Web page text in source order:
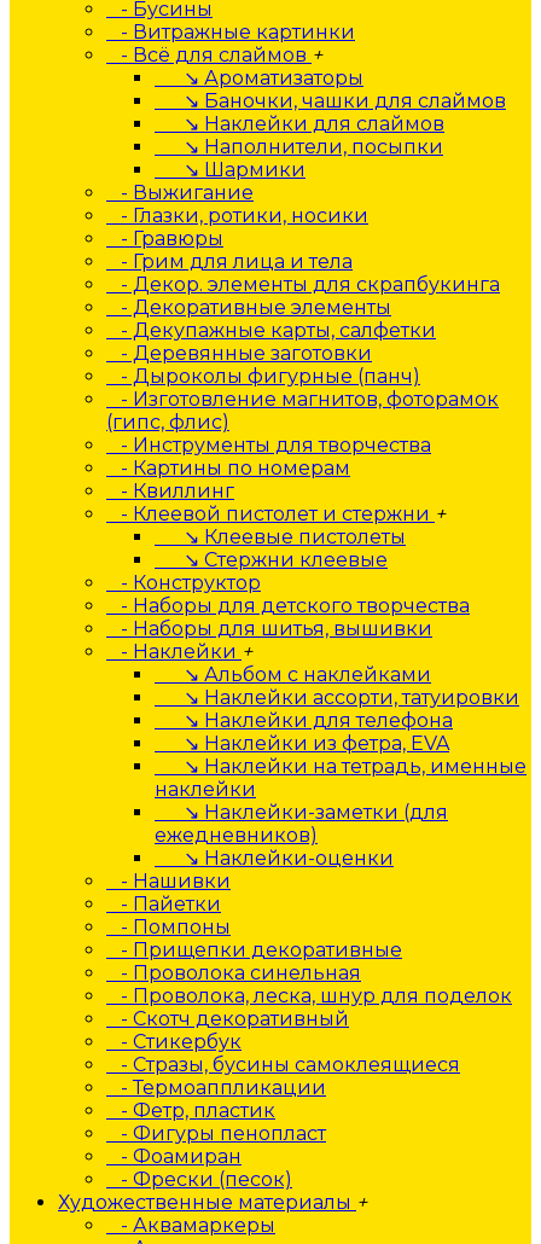
- Бусины
- Витражные картинки
- Всё для слаймов +
↘ Ароматизаторы
↘ Баночки, чашки для слаймов
↘ Наклейки для слаймов
↘ Наполнители, посыпки
↘ Шармики
- Выжигание
- Глазки, ротики, носики
- Гравюры
- Грим для лица и тела
- Декор. элементы для скрапбукинга
- Декоративные элементы
- Декупажные карты, салфетки
- Деревянные заготовки
- Дыроколы фигурные (панч)
- Изготовление магнитов, фоторамок
(гипс, флис)
- Инструменты для творчества
- Картины по номерам
- Квиллинг
- Клеевой пистолет и стержни +
↘ Клеевые пистолеты
↘ Стержни клеевые
- Конструктор
- Наборы для детского творчества
- Наборы для шитья, вышивки
- Наклейки +
↘ Альбом с наклейками
↘ Наклейки ассорти, татуировки
↘ Наклейки для телефона
↘ Наклейки из фетра, EVA
↘ Наклейки на тетрадь, именные
наклейки
↘ Наклейки-заметки (для
ежедневников)
↘ Наклейки-оценки
- Нашивки
- Пайетки
- Помпоны
- Прищепки декоративные
- Проволока синельная
- Проволока, леска, шнур для поделок
- Скотч декоративный
- Стикербук
- Стразы, бусины самоклеящиеся
- Термоаппликации
- Фетр, пластик
- Фигуры пенопласт
- Фоамиран
- Фрески (песок)
Художественные материалы +
- Аквамаркеры